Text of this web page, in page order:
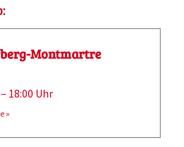
Montmartre
18:00 Uhr
»